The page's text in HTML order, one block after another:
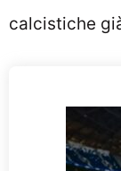
calcistiche